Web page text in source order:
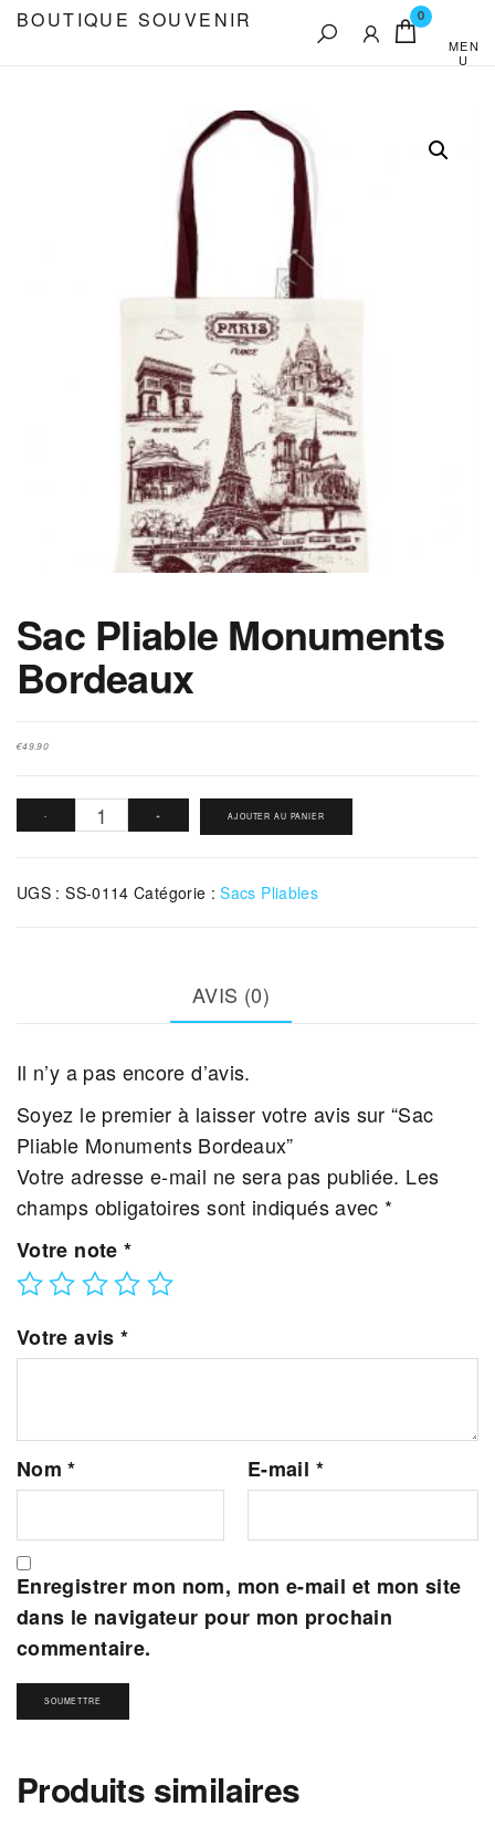
AllerBOUTIQUE SOUVENIR 0
MEN
U
Sac Pliable Monuments
Bordeaux
€49.90
-
quantité
Pliable
+ AJOUTER AU PANIER
UGS :SS-0114 Catégorie :Sacs Pliables
AVIS (0)
Il n’y a pas encore d’avis.
Soyez le premier à laisser votre avis sur “Sac
Pliable Monuments Bordeaux”
Votre adresse e-mail ne sera pas publiée. Les
champs obligatoires sont indiqués avec *
Votre note *
Votre avis *
Nom* E-mail *
Enregistrer mon nom, mon e-mail et mon site
dans le navigateur pour mon prochain
commentaire.
Produits similaires